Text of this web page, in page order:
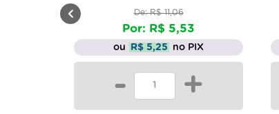
De: R$ 11,06
Por: R$ 5,53
ou R$ 5,25 no PIX
- +